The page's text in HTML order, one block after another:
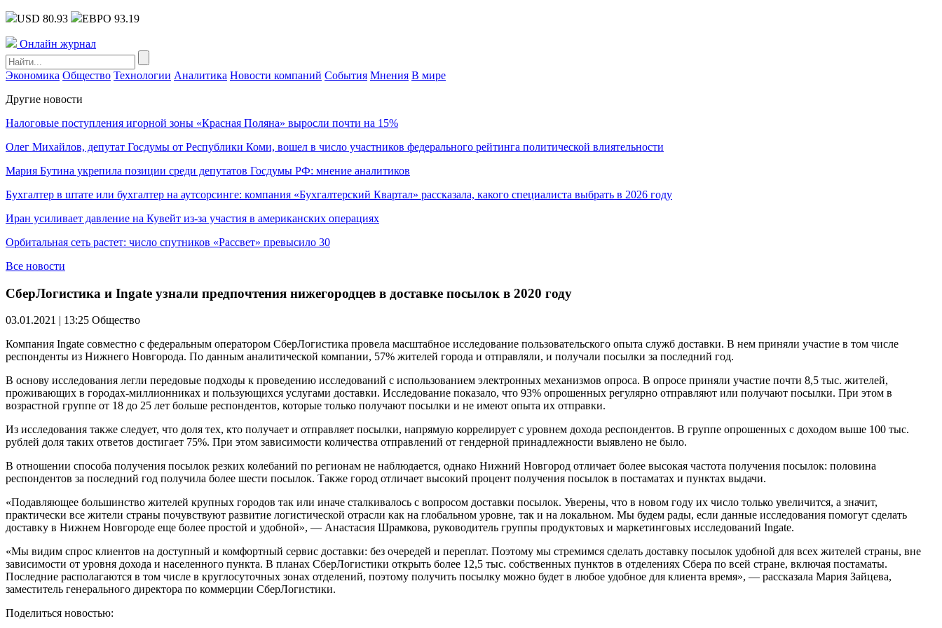
USD 80.93 ЕВРО 93.19
Онлайн журнал
Экономика Общество Технологии Аналитика Новости компаний События Мнения В мире
Другие новости
Налоговые поступления игорной зоны «Красная Поляна» выросли почти на 15%
Олег Михайлов, депутат Госдумы от Республики Коми, вошел в число участников федерального рейтинга политической влиятельности
Мария Бутина укрепила позиции среди депутатов Госдумы РФ: мнение аналитиков
Бухгалтер в штате или бухгалтер на аутсорсинге: компания «Бухгалтерский Квартал» рассказала, какого специалиста выбрать в 2026 году
Иран усиливает давление на Кувейт из-за участия в американских операциях
Орбитальная сеть растет: число спутников «Рассвет» превысило 30
Все новости
СберЛогистика и Ingate узнали предпочтения нижегородцев в доставке посылок в 2020 году
03.01.2021 | 13:25 Общество
Компания Ingate совместно с федеральным оператором СберЛогистика провела масштабное исследование пользовательского опыта служб доставки. В нем приняли участие в том числе
респонденты из Нижнего Новгорода. По данным аналитической компании, 57% жителей города и отправляли, и получали посылки за последний год.
В основу исследования легли передовые подходы к проведению исследований с использованием электронных механизмов опроса. В опросе приняли участие почти 8,5 тыс. жителей,
проживающих в городах-миллионниках и пользующихся услугами доставки. Исследование показало, что 93% опрошенных регулярно отправляют или получают посылки. При этом в
возрастной группе от 18 до 25 лет больше респондентов, которые только получают посылки и не имеют опыта их отправки.
Из исследования также следует, что доля тех, кто получает и отправляет посылки, напрямую коррелирует с уровнем дохода респондентов. В группе опрошенных с доходом выше 100 тыс.
рублей доля таких ответов достигает 75%. При этом зависимости количества отправлений от гендерной принадлежности выявлено не было.
В отношении способа получения посылок резких колебаний по регионам не наблюдается, однако Нижний Новгород отличает более высокая частота получения посылок: половина
респондентов за последний год получила более шести посылок. Также город отличает высокий процент получения посылок в постаматах и пунктах выдачи.
«Подавляющее большинство жителей крупных городов так или иначе сталкивалось с вопросом доставки посылок. Уверены, что в новом году их число только увеличится, а значит,
практически все жители страны почувствуют развитие логистической отрасли как на глобальном уровне, так и на локальном. Мы будем рады, если данные исследования помогут сделать
доставку в Нижнем Новгороде еще более простой и удобной», — Анастасия Шрамкова, руководитель группы продуктовых и маркетинговых исследований Ingate.
«Мы видим спрос клиентов на доступный и комфортный сервис доставки: без очередей и переплат. Поэтому мы стремимся сделать доставку посылок удобной для всех жителей страны, вне
зависимости от уровня дохода и населенного пункта. В планах СберЛогистики открыть более 12,5 тыс. собственных пунктов в отделениях Сбера по всей стране, включая постаматы.
Последние располагаются в том числе в круглосуточных зонах отделений, поэтому получить посылку можно будет в любое удобное для клиента время», — рассказала Мария Зайцева,
заместитель генерального директора по коммерции СберЛогистики.
Поделиться новостью: